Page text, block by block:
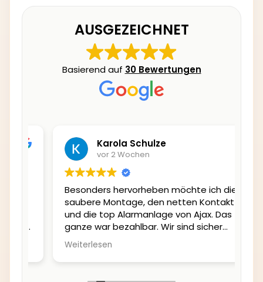
AUSGEZEICHNET
Basierend auf 30 Bewertungen
Karola Schulze
vor 2 Wochen
Besonders hervorheben möchte ich die
saubere Montage, den netten Kontakt
und die top Alarmanlage von Ajax. Das
ganze war bezahlbar. Wir sind sicher
und fühlen und wohl.
Weiterlesen